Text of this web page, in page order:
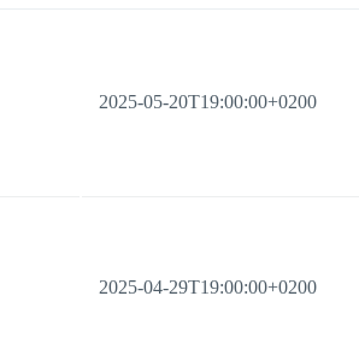
2025-05-20T19:00:00+0200
2025-04-29T19:00:00+0200